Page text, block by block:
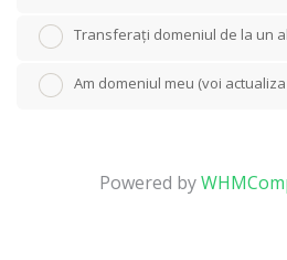
Transferați domeniul de la un
Am domeniul meu (voi
Powered by